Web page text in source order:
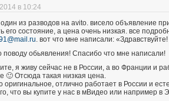
в 10:24
из разводов на avito. висело объявление
его состояние, а цена очень низкая. все
. вот что мне написали: «Здравствуйте!
поводу обьявления! Спасибо что мне написали!
я живу сейчас не в России, а во Франции и
🙂 Отсюда такая низкая цена.
оригинальное, отлично работает в России и
что вы купите у нас в мВидео или например в